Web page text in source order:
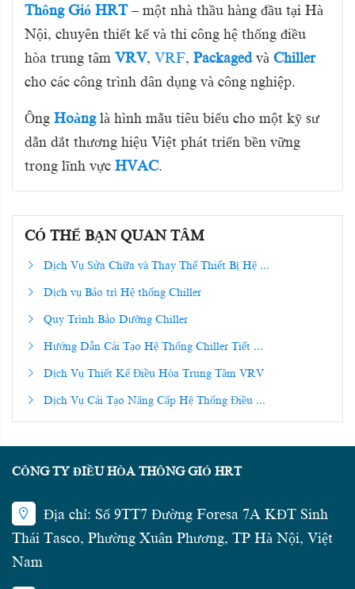
Thông Gió HRT– một nhà thầu hàng đầu tại Hà
Nội, chuyên thiết kế và thi công hệ thống điều
hòa trung tâm VRV, VRF, Packaged và Chiller
cho các công trình dân dụng và công nghiệp.
Ông Hoàng là hình mẫu tiêu biểu cho một kỹ sư
dẫn dắt thương hiệu Việt phát triển bền vững
trong lĩnh vực HVAC.
CÓ THỂ BẠN QUAN TÂM
Dịch Vụ Sửa Chữa và Thay Thế Thiết Bị Hệ ...
Dịch vụ Bảo trì Hệ thống Chiller
Quy Trình Bảo Dưỡng Chiller
Hướng Dẫn Cải Tạo Hệ Thống Chiller Tiết ...
Dịch Vụ Thiết Kế Điều Hòa Trung Tâm VRV
Dịch Vụ Cải Tạo Nâng Cấp Hệ Thống Điều ...
CÔNG TY ĐIỀU HÒA THÔNG GIÓ HRT
Địa chỉ: Số 9TT7 Đường Foresa 7A KĐT Sinh
Thái Tasco, Phường Xuân Phương, TP Hà Nội, Việt
Nam